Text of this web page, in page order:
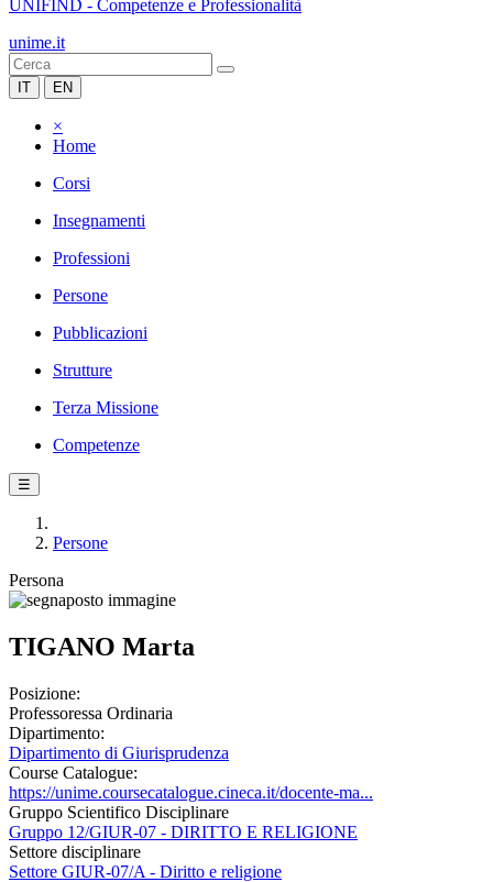
UNIFIND - Competenze e Professionalità
unime.it
IT EN
×
Home
Corsi
Insegnamenti
Professioni
Persone
Pubblicazioni
Strutture
Terza Missione
Competenze
☰
Persone
Persona
TIGANO Marta
Posizione:
Professoressa Ordinaria
Dipartimento:
Dipartimento di Giurisprudenza
Course Catalogue:
https://unime.coursecatalogue.cineca.it/docente-ma...
Gruppo Scientifico Disciplinare
Gruppo 12/GIUR-07 - DIRITTO E RELIGIONE
Settore disciplinare
Settore GIUR-07/A - Diritto e religione